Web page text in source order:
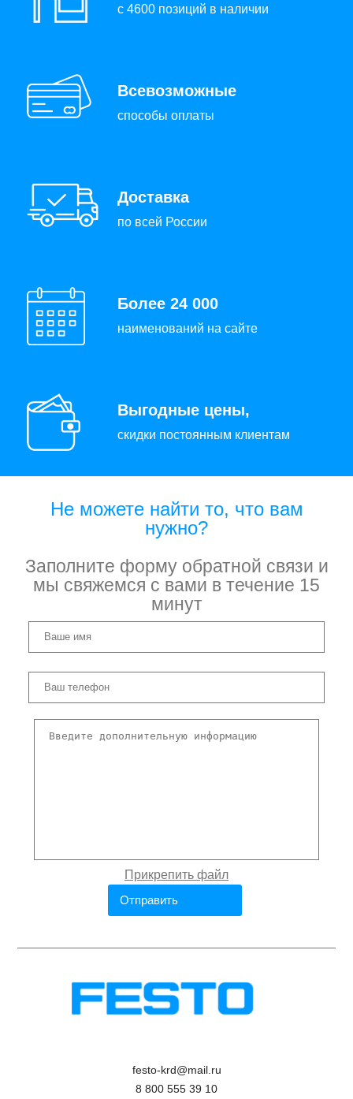
с 4600 позиций в наличии
Всевозможные
способы оплаты
Доставка
по всей России
Более 24 000
наименований на сайте
Выгодные цены,
скидки постоянным клиентам
Не можете найти то, что вам
нужно?
Заполните форму обратной связи и
мы свяжемся с вами в течение 15
минут
festo-krd@mail.ru
8 800 555 39 10